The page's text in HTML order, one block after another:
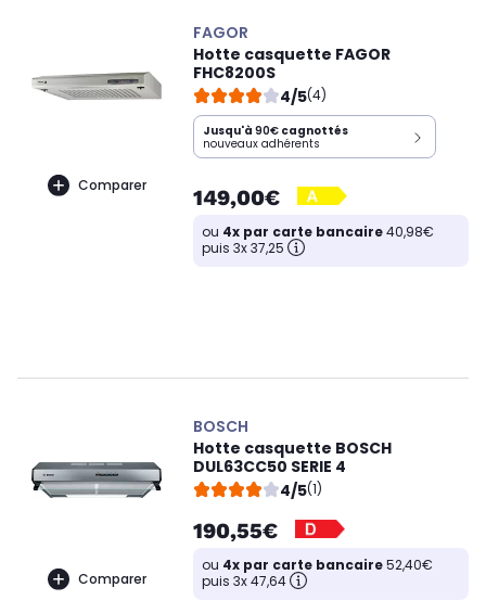
Comparer
FAGOR
Hotte casquette FAGOR
FHC8200S
4/5(4)
Jusqu'à 90€ cagnottés
nouveaux adhérents
149,00€
ou 4x par carte bancaire40,98€
puis 3x 37,25
Comparer
BOSCH
Hotte casquette BOSCH
DUL63CC50 SERIE 4
4/5(1)
190,55€
ou 4x par carte bancaire52,40€
puis 3x 47,64